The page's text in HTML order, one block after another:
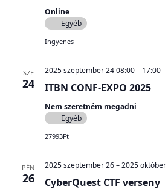
Online
Egyéb
Ingyenes
SZE
24 ITBN CONF-EXPO 2025
2025 szeptember 24 08:00– 17:00
Nem szeretném megadni
Egyéb
27993Ft
PÉN
26 CyberQuest CTF verseny
2025 szeptember 26–2025 október